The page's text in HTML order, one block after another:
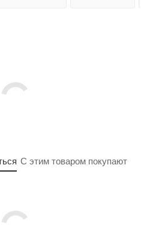
С этим товаром покупают